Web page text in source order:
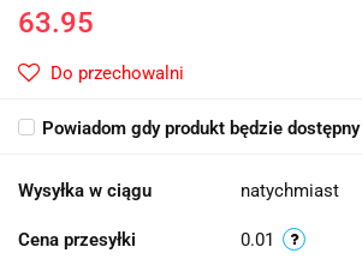
63.95
Do przechowalni
Powiadom gdy produkt będzie dostępny
Wysyłka w ciągu natychmiast
Cena przesyłki 0.01